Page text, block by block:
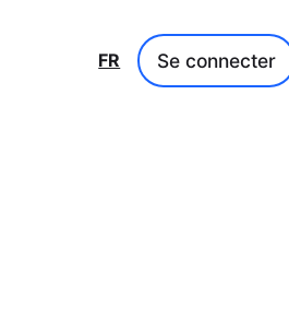
FR Se connecter